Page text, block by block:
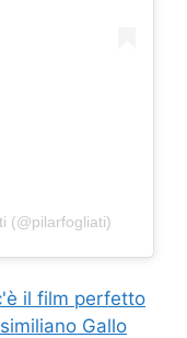
(@pilarfogliati)
il film perfetto
Gallo